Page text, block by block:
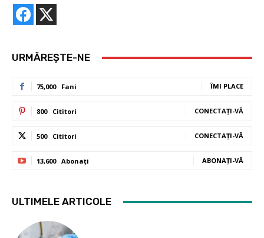
URMĂREȘTE-NE
75,000 Fani ÎMI PLACE
800 Cititori CONECTAȚI-VĂ
500 Cititori CONECTAȚI-VĂ
13,600 Abonați ABONAȚI-VĂ
ULTIMELE ARTICOLE